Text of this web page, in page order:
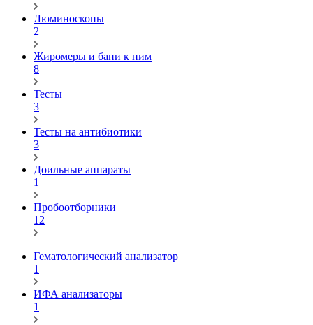
Люминоскопы
2
Жиромеры и бани к ним
8
Тесты
3
Тесты на антибиотики
3
Доильные аппараты
1
Пробоотборники
12
Гематологический анализатор
1
ИФА анализаторы
1